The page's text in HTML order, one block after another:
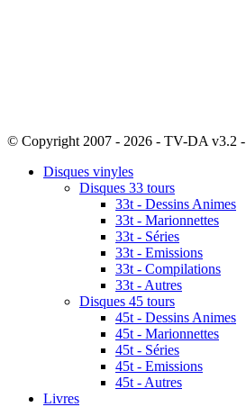
© Copyright 2007 - 2026 - TV-DA v3.2 -
Disques vinyles
Disques 33 tours
33t - Dessins Animes
33t - Marionnettes
33t - Séries
33t - Emissions
33t - Compilations
33t - Autres
Disques 45 tours
45t - Dessins Animes
45t - Marionnettes
45t - Séries
45t - Emissions
45t - Autres
Livres